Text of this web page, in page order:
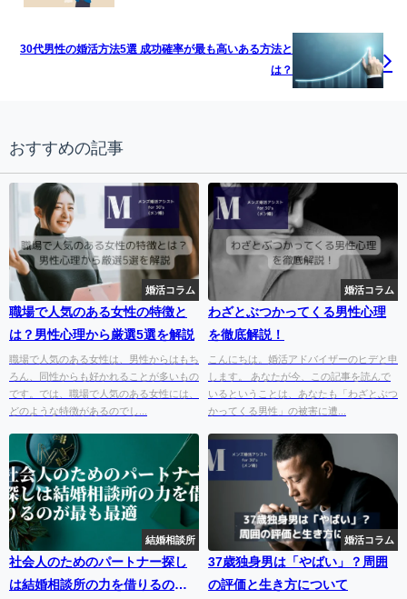
30代男性の婚活方法5選 成功確率が最も高いある方法と
は？
おすすめの記事
婚活コラム
職場で人気のある女性の特徴と
は？男性心理から厳選5選を解説
職場で人気のある女性は、男性からはもち
ろん、同性からも好かれることが多いもの
です。では、職場で人気のある女性には、
どのような特徴があるのでし...
婚活コラム
わざとぶつかってくる男性心理
を徹底解説！
こんにちは。婚活アドバイザーのヒデと申
します。 あなたが今、この記事を読んで
いるということは、あなたも「わざとぶつ
かってくる男性」の被害に遭...
結婚相談所
社会人のためのパートナー探し
は結婚相談所の力を借りるのが
婚活コラム
37歳独身男は「やばい」？周囲
の評価と生き方について